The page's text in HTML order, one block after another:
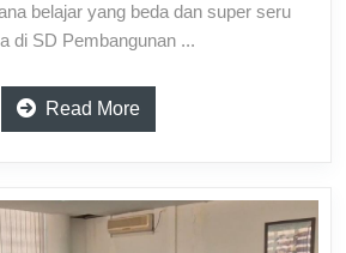
belajar yang beda dan super seru
di SD Pembangunan ...
Read More